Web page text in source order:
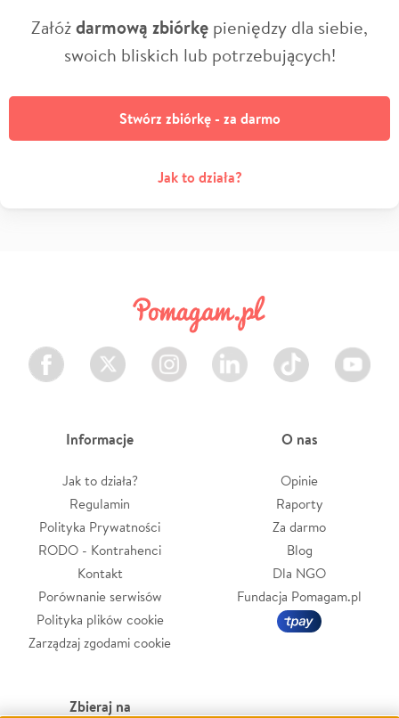
Załóżdarmową zbiórkę pieniędzy dla siebie,
swoich bliskich lub potrzebujących!
Stwórz zbiórkę - za darmo
Jak to działa?
Facebook Twitter Instagram LinkedIn TikTok Youtube
Informacje
Jak to działa?
Regulamin
Polityka Prywatności
RODO - Kontrahenci
Kontakt
Porównanie serwisów
Polityka plików cookie
Zarządzaj zgodami cookie
O nas
Opinie
Raporty
Za darmo
Blog
Dla NGO
Fundacja Pomagam.pl
Zbieraj na